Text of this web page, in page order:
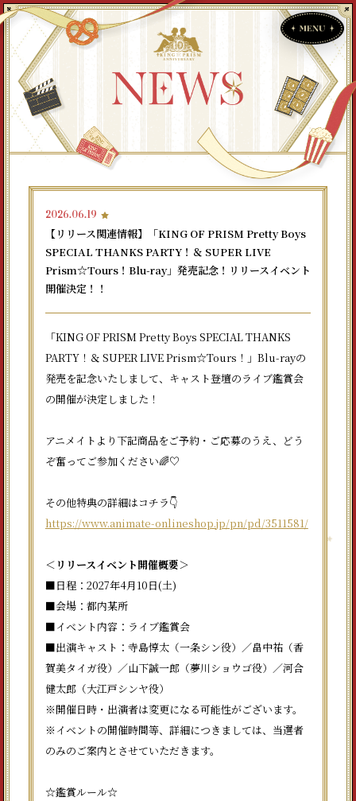
2026.06.19
【リリース関連情報】「KING OF PRISM Pretty Boys
SPECIAL THANKS PARTY！＆ SUPER LIVE
Prism☆Tours！Blu-ray」発売記念！リリースイベント
開催決定！！
「KING OF PRISM Pretty Boys SPECIAL THANKS
PARTY！＆ SUPER LIVE Prism☆Tours！」Blu-rayの
発売を記念いたしまして、キャスト登壇のライブ鑑賞会
の開催が決定しました！
アニメイトより下記商品をご予約・ご応募のうえ、どう
ぞ奮ってご参加ください🌈♡
その他特典の詳細はコチラ👇
https://www.animate-onlineshop.jp/pn/pd/3511581/
＜リリースイベント開催概要＞
■日程：2027年4月10日(土)
■会場：都内某所
■イベント内容：ライブ鑑賞会
■出演キャスト：寺島惇太（一条シン役）／畠中祐（香
賀美タイガ役）／山下誠一郎（夢川ショウゴ役）／河合
健太郎（大江戸シンヤ役）
※開催日時・出演者は変更になる可能性がございます。
※イベントの開催時間等、詳細につきましては、当選者
のみのご案内とさせていただきます。
☆鑑賞ルール☆